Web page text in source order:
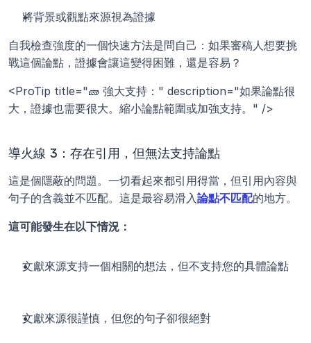
將背景或觀點來源視為證據
自我檢查強度的一個快速方法是問自己：如果審稿人想要挑
戰這個論點，證據會讓這變得困難，還是容易？
<ProTip title="🧱 強大支持：" description="如果論點很
大，證據也需要很大。縮小論點範圍或加強支持。" />
導火線 3：存在引用，但無法支持論點
這是個隱蔽的問題。一切看起來都引用得當，但引用內容與
句子的含義並不匹配。這是最容易滑入論點不匹配的地方。
這可能發生在以下情況：
文獻來源支持一個相關的想法，但不支持您的具體論點
文獻來源很謹慎，但您的句子卻很絕對